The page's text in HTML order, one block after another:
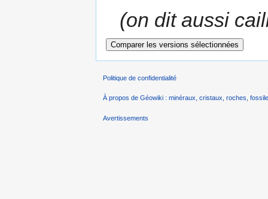
(on dit aussi
Politique de confidentialité
À propos de Géowiki : minéraux, cristaux, roches,
Avertissements